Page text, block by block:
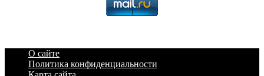
О сайте
Политика конфиденциальности